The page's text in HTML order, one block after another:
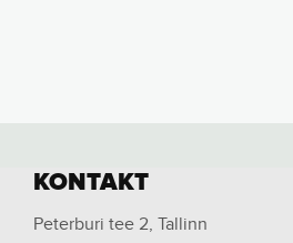
KONTAKT
Peterburi tee 2, Tallinn